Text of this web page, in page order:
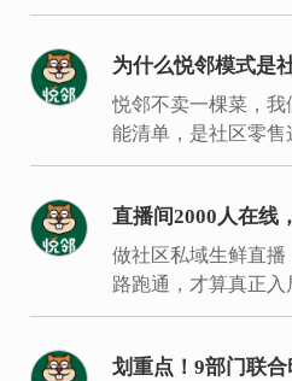
约体系。
为什么悦邻模式是
悦邻不卖一棵菜，
能清单，是社区零售
直播间2000人在线
局同城生鲜要过的
做社区私域生鲜直
路跑通，才算真正入
划重点！9部门联